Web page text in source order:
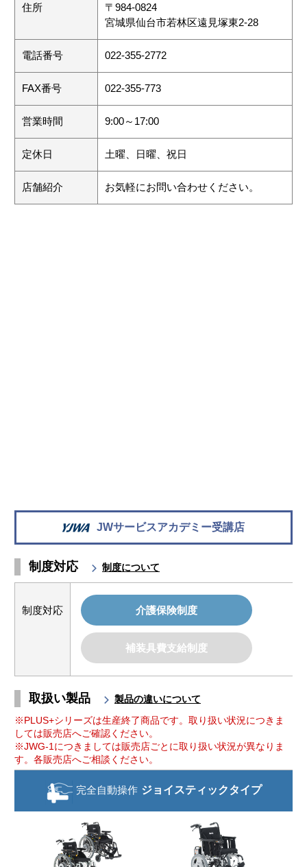
住所
〒984-0824
宮城県仙台市若林区遠見塚東2-28
電話番号 022-355-2772
FAX番号 022-355-773
営業時間 9:00～17:00
定休日 土曜、日曜、祝日
店舗紹介 お気軽にお問い合わせください。
JWサービスアカデミー受講店
制度対応 制度について
制度対応 介護保険制度
補装具費支給制度
取扱い製品
製品の違いについて
※PLUS+シリーズは生産終了商品です。取り扱い状況につきま
しては販売店へご確認ください。
※JWG-1につきましては販売店ごとに取り扱い状況が異なりま
す。各販売店へご相談ください。
完全自動操作 ジョイスティックタイプ